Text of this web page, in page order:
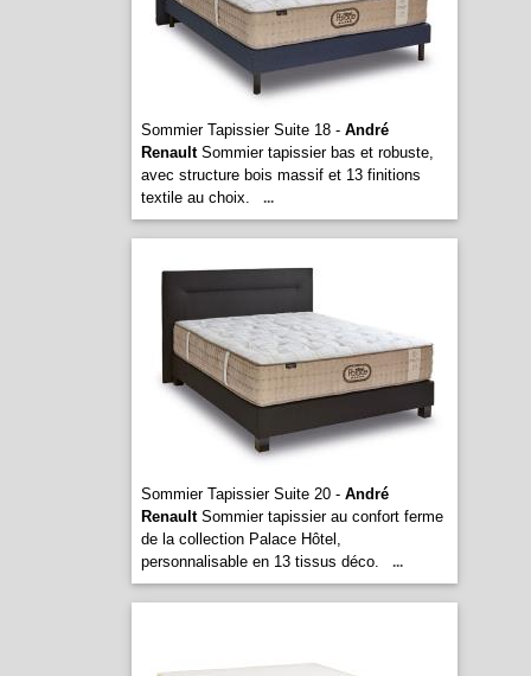
Sommier Tapissier Suite 18 - André
RenaultSommier tapissier bas et robuste,
avec structure bois massif et 13 finitions
textile au choix.
...
Sommier Tapissier Suite 20 - André
RenaultSommier tapissier au confort ferme
de la collection Palace Hôtel,
personnalisable en 13 tissus déco.
...